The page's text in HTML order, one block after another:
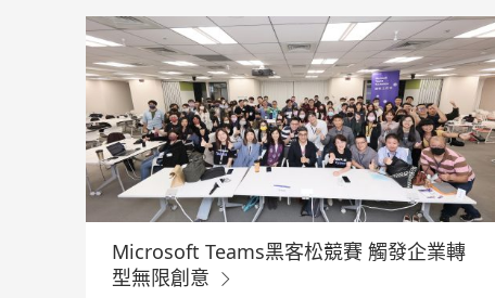
Microsoft Teams黑客松競賽 觸發企業轉
型無限創意